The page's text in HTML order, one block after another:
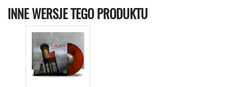
INNE WERSJE TEGO PRODUKTU